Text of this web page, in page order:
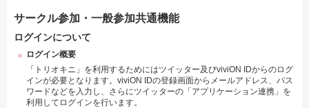
サークル参加・一般参加共通機能
ログインについて
ログイン概要
「トリオキニ」を利用するためにはツイッター及びviviON IDからのログ
インが必要となります。viviON IDの登録画面からメールアドレス、パス
ワードなどを入力し、さらにツイッターの「アプリケーション連携」を
利用してログインを行います。